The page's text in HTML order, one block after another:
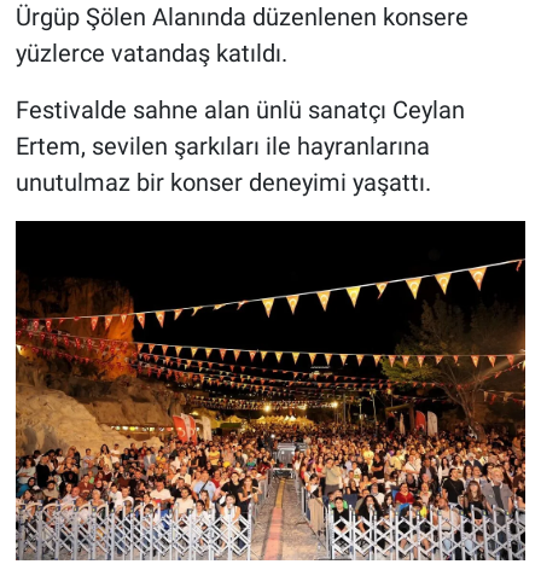
Ürgüp Şölen Alanında düzenlenen konsere
yüzlerce vatandaş katıldı.
Festivalde sahne alan ünlü sanatçı Ceylan
Ertem, sevilen şarkıları ile hayranlarına
unutulmaz bir konser deneyimi yaşattı.